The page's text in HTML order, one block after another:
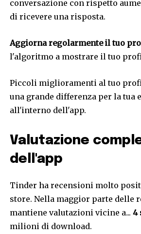
conversazione con rispetto
di ricevere una risposta.
Aggiorna regolarmente il tuo
l'algoritmo a mostrare il tuo
Piccoli miglioramenti al tuo
una grande differenza per la tua
all'interno dell'app.
Valutazione
dell'app
Tinder ha recensioni molto
store. Nella maggior parte delle
mantiene valutazioni vicine a... 4
milioni di download.